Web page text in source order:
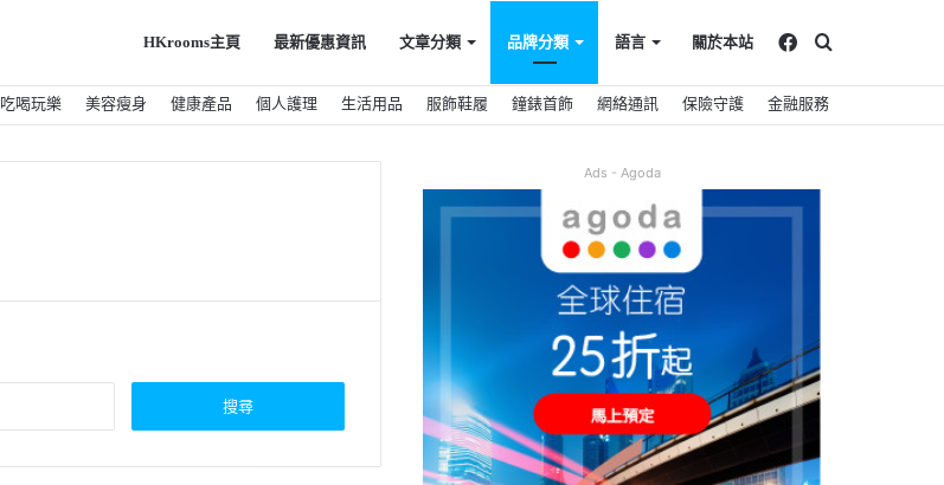
HKrooms主頁 最新優惠資訊 文章分類 品牌分類 語言 關於本站 搜
尋
Facebook
吃喝玩樂 美容瘦身 健康產品 個人護理 生活用品 服飾鞋履 鐘錶首飾 網絡通訊 保險守護 金融服務
鍵
Ads - Agoda